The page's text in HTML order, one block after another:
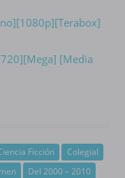
[Media
Ficción
Colegial
Del 2000 – 2010